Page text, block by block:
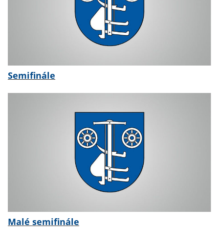
Semifinále
Malé semifinále